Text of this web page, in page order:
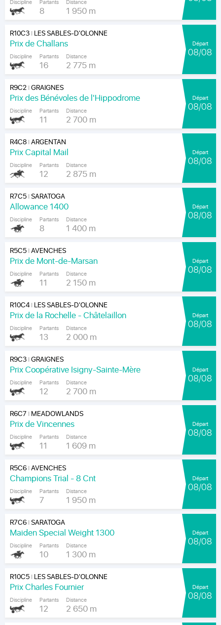
Discipline Partants
8
Distance
1 950 m
R10C3| LES SABLES-D'OLONNE
Prix de Challans
Discipline Partants
16
Distance
2 775 m
Départ
08/08
R9C2|GRAIGNES
Prix des Bénévoles de l'Hippodrome
Discipline Partants
11
Distance
2 700 m
Départ
08/08
R4C8|ARGENTAN
Prix Capital Mail
Discipline Partants
12
Distance
2 875 m
Départ
08/08
R7C5|SARATOGA
Allowance 1400
Discipline Partants
8
Distance
1 400 m
Départ
08/08
R5C5|AVENCHES
Prix de Mont-de-Marsan
Discipline Partants
11
Distance
2 150 m
Départ
08/08
R10C4| LES SABLES-D'OLONNE
Prix de la Rochelle - Châtelaillon
Discipline Partants
13
Distance
2 000 m
Départ
08/08
R9C3|GRAIGNES
Prix Coopérative Isigny-Sainte-Mère
Discipline Partants
12
Distance
2 700 m
Départ
08/08
R6C7 | MEADOWLANDS
Prix de Vincennes
Discipline Partants
11
Distance
1 609 m
Départ
08/08
R5C6|AVENCHES
Champions Trial - 8 Cnt
Discipline Partants
7
Distance
1 950 m
Départ
08/08
R7C6|SARATOGA
Maiden Special Weight 1300
Discipline Partants
10
Distance
1 300 m
Départ
08/08
R10C5| LES SABLES-D'OLONNE
Prix Charles Fournier
Discipline Partants
12
Distance
2 650 m
Départ
08/08